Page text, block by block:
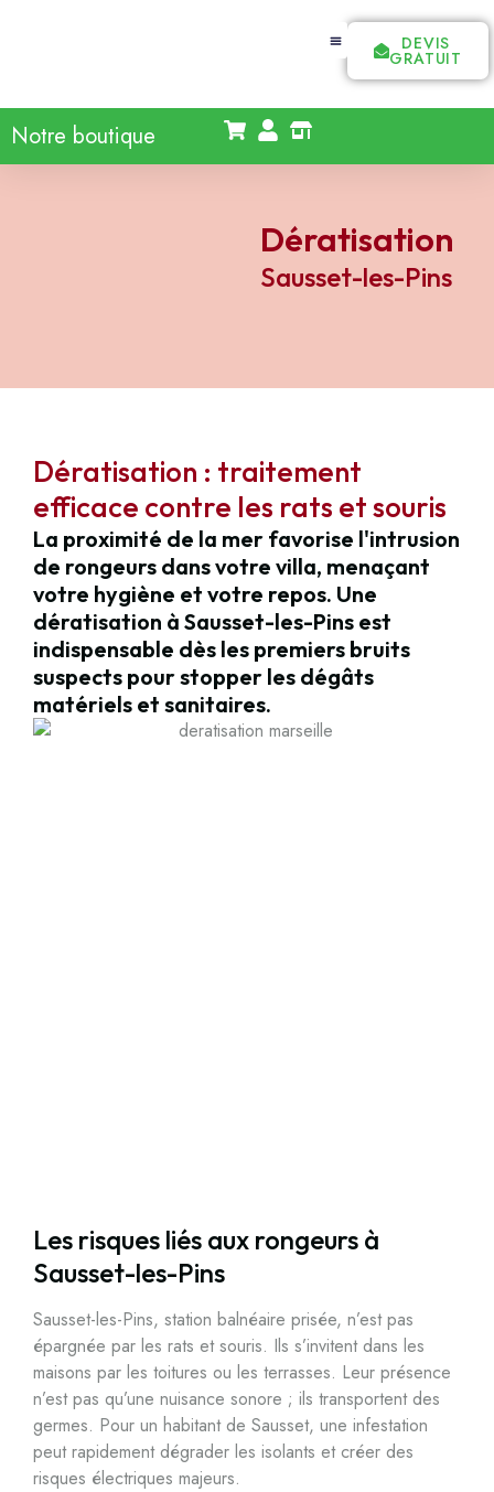
DEVIS
GRATUIT
Notre boutique
Dératisation
Sausset-les-Pins
Dératisation : traitement
efficace contre les rats et souris
La proximité de la mer favorise l'intrusion
de rongeurs dans votre villa, menaçant
votre hygiène et votre repos. Une
dératisation à Sausset-les-Pins est
indispensable dès les premiers bruits
suspects pour stopper les dégâts
matériels et sanitaires.
Les risques liés aux rongeurs à
Sausset-les-Pins
Sausset-les-Pins, station balnéaire prisée, n’est pas
épargnée par les rats et souris. Ils s’invitent dans les
maisons par les toitures ou les terrasses. Leur présence
n’est pas qu’une nuisance sonore ; ils transportent des
germes. Pour un habitant de Sausset, une infestation
peut rapidement dégrader les isolants et créer des
risques électriques majeurs.